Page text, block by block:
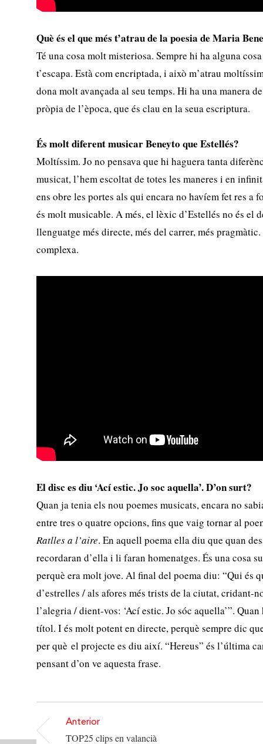
Què és el que més t’atrau de la poesia de Maria
Té una cosa molt misteriosa. Sempre hi ha alguna
t’escapa. Està com encriptada, i això m’atrau
dona molt avançada al seu temps. Hi ha una manera
pròpia de l’època, que és clau en la seua escriptura.
És molt diferent musicar Beneyto que Estellés?
Moltíssim. Jo no pensava que hi haguera tanta
musicat, l’hem escoltat de totes les maneres i en
ens obre les portes als qui encara no havíem fet res a
és molt musicable. A més, el lèxic d’Estellés no és el
llenguatge més directe, més del carrer, més
complexa.
El disc es diu ‘Ací estic. Jo soc aquella’. D’on surt?
Quan ja tenia els nou poemes musicats, encara no
entre tres o quatre opcions, fins que vaig tornar al
Ratlles a l’aire. En aquell poema ella diu que quan
recordaran d’ella i li faran homenatges. És una cosa
perquè era molt jove. Al final del poema diu: “Qui és
d’estrelles / als afores més trists de la ciutat, cridant-
l’alegria / dient-vos: ‘Ací estic. Jo sóc aquella’”.
títol. I és molt potent en directe, perquè sempre dic
per què el projecte es diu així. “Hereus” és l’última
pensant d’on ve aquesta frase.
Anterior
TOP25 clips en valancià